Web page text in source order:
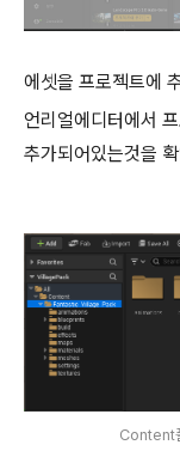
에셋을 프로젝트에
언리얼에디터에서
추가되어있는것을
Content